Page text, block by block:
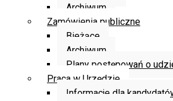
Archiwum
Zamówienia publiczne
Bieżące
Archiwum
Plany postępowań o
Praca w Urzędzie
Informacje dla